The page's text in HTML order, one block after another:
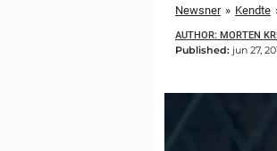
Newsner » Kendte
AUTHOR: MORTEN
Published: jun 27,